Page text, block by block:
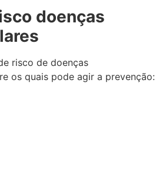
doenças
risco de doenças
os quais pode agir a prevenção: